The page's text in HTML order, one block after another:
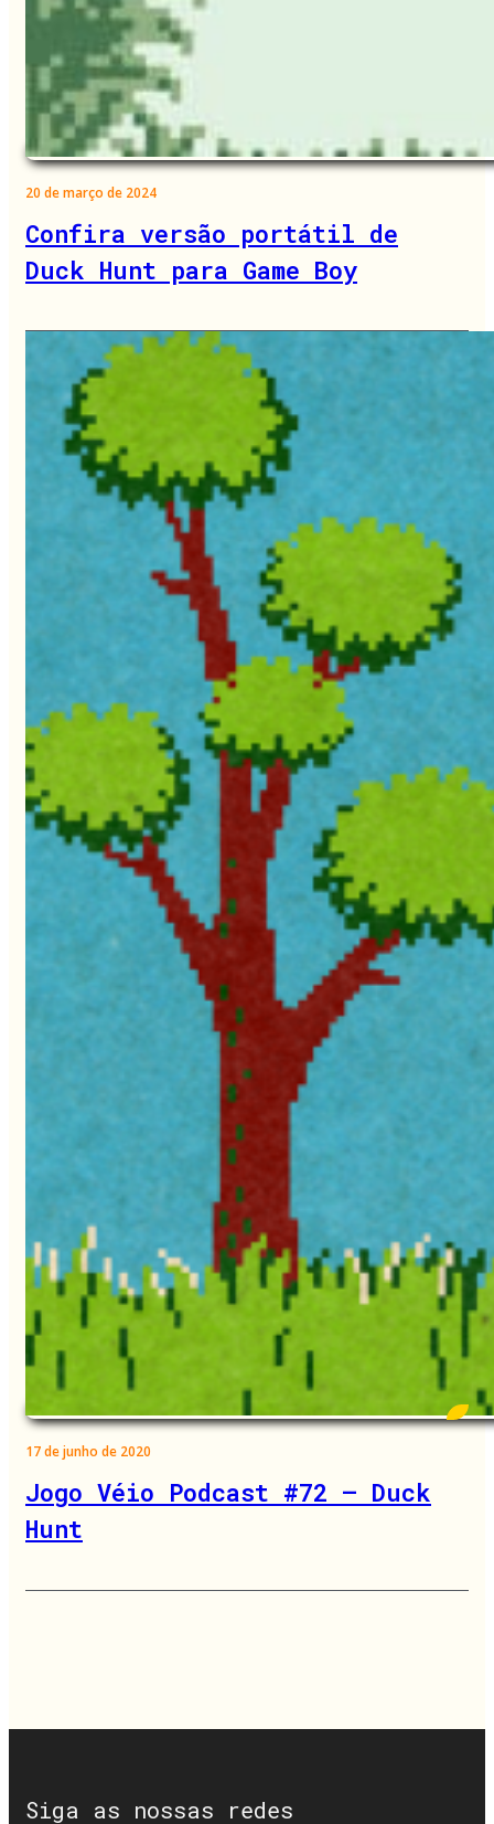
20 de março de 2024
Confira versão portátil de
Duck Hunt para Game Boy
17 de junho de 2020
Jogo Véio Podcast #72 – Duck
Hunt
Siga as nossas redes